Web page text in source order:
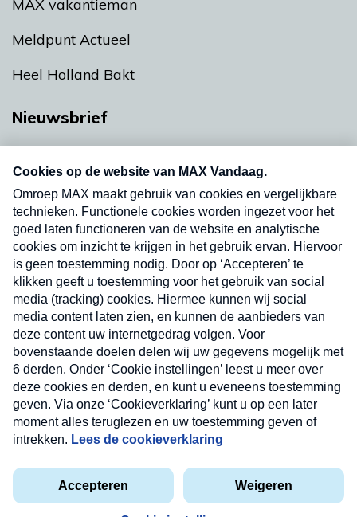
MAX vakantieman
Meldpunt Actueel
Heel Holland Bakt
Nieuwsbrief
nieuwsbrief. Elke vrijdag- en dinsdagochtend in
uw mailbox.
Verzend
Privacyverklaring
Cookieverklaring
Kwetsbaarheid melden
Copyright © 2026 MAX Vandaag - Omroep MAX
Nieuwsbrief
Neem hier een gratis abonnement op onze
nieuwsbrief. Elke vrijdag- en dinsdagochtend in uw